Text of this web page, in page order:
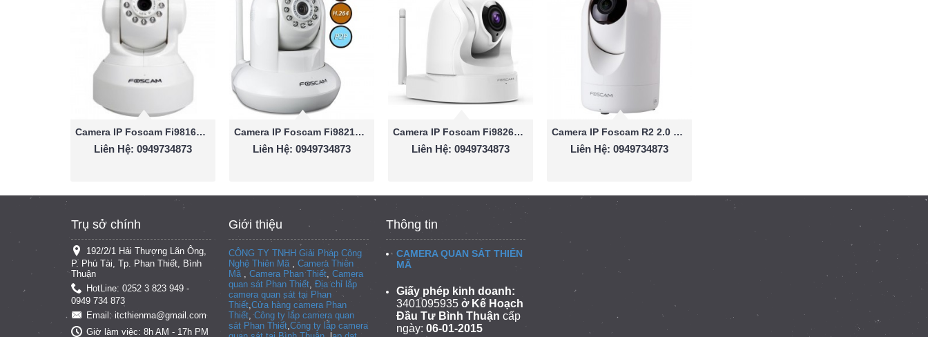
Camera IP Foscam Fi9816P 1.0 MP
Liên Hệ: 0949734873
Camera IP Foscam Fi9821P 1.0
Liên Hệ: 0949734873
Camera IP Foscam Fi9826P 1.3 Megapixel
Liên Hệ: 0949734873
Camera IP Foscam R2 2.0 Megapixe
Liên Hệ: 0949734873
Trụ sở chính
192/2/1 Hải Thượng Lãn Ông,
P. Phú Tài, Tp. Phan Thiết, Bình
Thuận
HotLine: 0252 3 823 949 -
0949 734 873
Email: itcthienma@gmail.com
Giờ làm việc: 8h AM - 17h PM
Giới thiệu
CÔNG TY TNHH Giải Pháp Công
Nghệ Thiên Mã, Camera Thiên
Mã, Camera Phan Thiết, Camera
quan sát Phan Thiết, Địa chỉ lắp
camera quan sát tại Phan
Thiết,Cửa hàng camera Phan
Thiết,Công ty lắp camera quan
sát Phan Thiết,Công ty lắp camera
Thông tin
CAMERA QUAN SÁT THIÊN
MÃ
Giấy phép kinh doanh:
3401095935 ở Kế Hoạch
Đầu Tư Bình Thuận cấp
ngày: 06-01-2015